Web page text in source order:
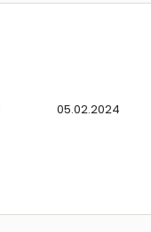
05.02.2024